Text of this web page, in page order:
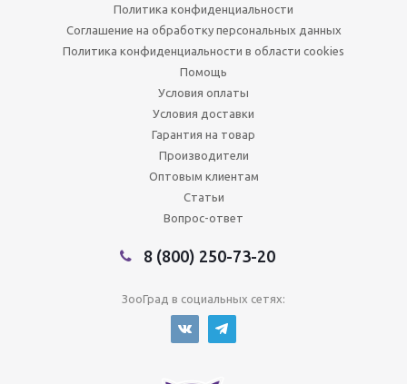
Политика конфиденциальности
Соглашение на обработку персональных данных
Политика конфиденциальности в области cookies
Помощь
Условия оплаты
Условия доставки
Гарантия на товар
Производители
Оптовым клиентам
Статьи
Вопрос-ответ
8 (800) 250-73-20
ЗооГрад в социальных сетях: